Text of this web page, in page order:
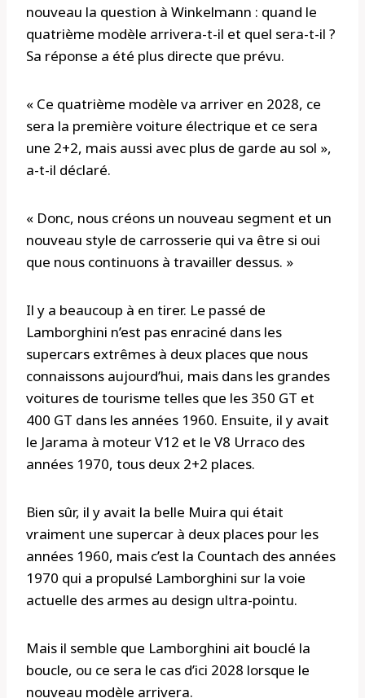
nouveau la question à Winkelmann : quand le
quatrième modèle arrivera-t-il et quel sera-t-il ?
Sa réponse a été plus directe que prévu.
« Ce quatrième modèle va arriver en 2028, ce
sera la première voiture électrique et ce sera
une 2+2, mais aussi avec plus de garde au sol »,
a-t-il déclaré.
« Donc, nous créons un nouveau segment et un
nouveau style de carrosserie qui va être si oui
que nous continuons à travailler dessus. »
Il y a beaucoup à en tirer. Le passé de
Lamborghini n’est pas enraciné dans les
supercars extrêmes à deux places que nous
connaissons aujourd’hui, mais dans les grandes
voitures de tourisme telles que les 350 GT et
400 GT dans les années 1960. Ensuite, il y avait
le Jarama à moteur V12 et le V8 Urraco des
années 1970, tous deux 2+2 places.
Bien sûr, il y avait la belle Muira qui était
vraiment une supercar à deux places pour les
années 1960, mais c’est la Countach des années
1970 qui a propulsé Lamborghini sur la voie
actuelle des armes au design ultra-pointu.
Mais il semble que Lamborghini ait bouclé la
boucle, ou ce sera le cas d’ici 2028 lorsque le
nouveau modèle arrivera.